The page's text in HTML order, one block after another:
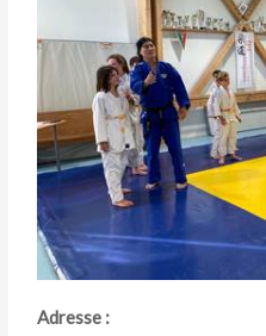
Adresse :